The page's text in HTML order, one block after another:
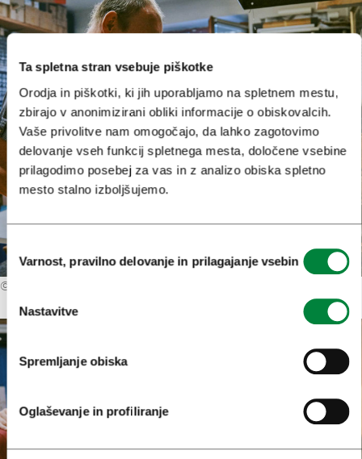
Ta spletna stran vsebuje piškotke
Orodja in piškotki, ki jih uporabljamo na spletnem mestu,
zbirajo v anonimizirani obliki informacije o obiskovalcih.
Vaše privolitve nam omogočajo, da lahko zagotovimo
delovanje vseh funkcij spletnega mesta, določene vsebine
prilagodimo posebej za vas in z analizo obiska spletno
mesto stalno izboljšujemo.
Izbira
soglasja
Varnost, pravilno delovanje in prilagajanje vsebin
Nastavitve
Spremljanje obiska
Oglaševanje in profiliranje
©